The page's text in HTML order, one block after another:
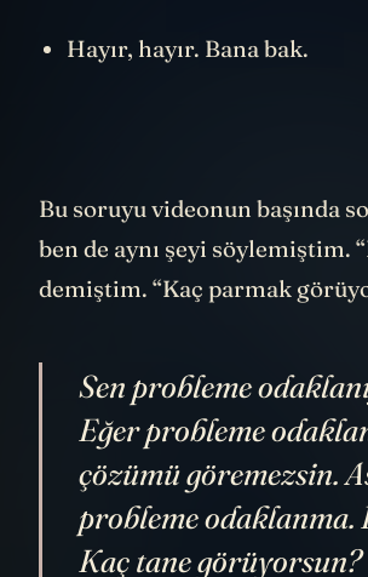
Bu soruyu videonun başında
ben de aynı şeyi söylemiştim.
Sen probleme
Eğer probleme
çözümü göremezsin.
probleme odaklanma.